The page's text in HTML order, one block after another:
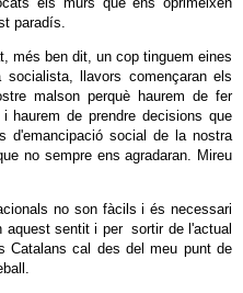
paradís.
més ben dit, un cop tinguem eines
llavors començaran els
malson perquè haurem de fer
haurem de prendre decisions que
d'emancipació social de la nostra
no sempre ens agradaran. Mireu
no son fàcils i és necessari
aquest sentit i per sortir de l'actual
Catalans cal des del meu punt de